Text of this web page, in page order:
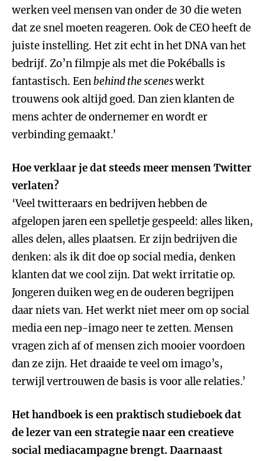
werken veel mensen van onder de 30 die weten
dat ze snel moeten reageren. Ook de CEO heeft de
juiste instelling. Het zit echt in het DNA van het
bedrijf. Zo’n filmpje als met die Pokéballs is
fantastisch. Eenbehind the sceneswerkt
trouwens ook altijd goed. Dan zien klanten de
mens achter de ondernemer en wordt er
verbinding gemaakt.’
Hoe verklaar je dat steeds meer mensen Twitter
verlaten?
‘Veel twitteraars en bedrijven hebben de
afgelopen jaren een spelletje gespeeld: alles liken,
alles delen, alles plaatsen. Er zijn bedrijven die
denken: als ik dit doe op social media, denken
klanten dat we cool zijn. Dat wekt irritatie op.
Jongeren duiken weg en de ouderen begrijpen
daar niets van. Het werkt niet meer om op social
media een nep-imago neer te zetten. Mensen
vragen zich af of mensen zich mooier voordoen
dan ze zijn. Het draaide te veel om imago’s,
terwijl vertrouwen de basis is voor alle relaties.’
Het handboek is een praktisch studieboek dat
de lezer van een strategie naar een creatieve
social mediacampagne brengt. Daarnaast